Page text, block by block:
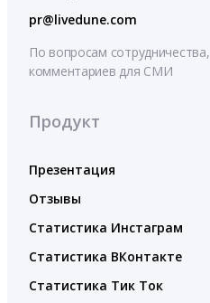
pr@livedune.com
По вопросам сотрудничества,
комментариев для СМИ
Продукт
Презентация
Отзывы
Статистика Инстаграм
Статистика ВКонтакте
Статистика Тик Ток